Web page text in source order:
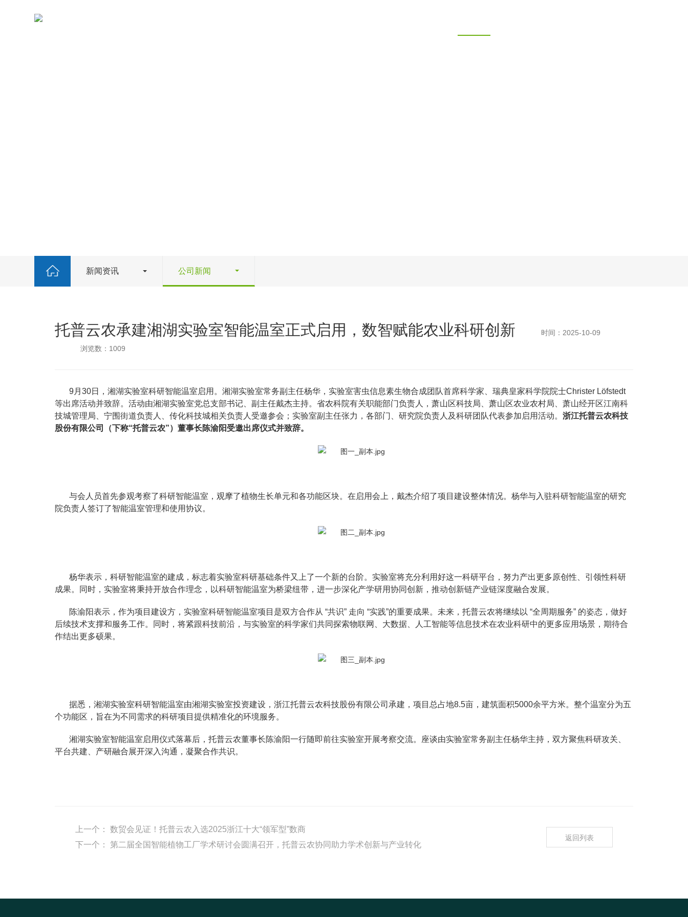
新闻资讯 公司新闻
托普云农承建湘湖实验室智能温室正式启用，数智赋能农业科研创新
时间：2025-10-09
浏览数：1009
9月30日，湘湖实验室科研智能温室启用。湘湖实验室常务副主任杨华，实验室害虫信息素生物合成团队首席科学家、瑞典皇家科学院院士Christer Löfstedt
等出席活动并致辞。活动由湘湖实验室党总支部书记、副主任戴杰主持。省农科院有关职能部门负责人，萧山区科技局、萧山区农业农村局、萧山经开区江南科
技城管理局、宁围街道负责人、传化科技城相关负责人受邀参会；实验室副主任张力，各部门、研究院负责人及科研团队代表参加启用活动。浙江托普云农科技
股份有限公司（下称“托普云农”）董事长陈渝阳受邀出席仪式并致辞。
与会人员首先参观考察了科研智能温室，观摩了植物生长单元和各功能区块。在启用会上，戴杰介绍了项目建设整体情况。杨华与入驻科研智能温室的研究
院负责人签订了智能温室管理和使用协议。
杨华表示，科研智能温室的建成，标志着实验室科研基础条件又上了一个新的台阶。实验室将充分利用好这一科研平台，努力产出更多原创性、引领性科研
成果。同时，实验室将秉持开放合作理念，以科研智能温室为桥梁纽带，进一步深化产学研用协同创新，推动创新链产业链深度融合发展。
陈渝阳表示，作为项目建设方，实验室科研智能温室项目是双方合作从 “共识” 走向 “实践”的重要成果。未来，托普云农将继续以 “全周期服务” 的姿态，做好
后续技术支撑和服务工作。同时，将紧跟科技前沿，与实验室的科学家们共同探索物联网、大数据、人工智能等信息技术在农业科研中的更多应用场景，期待合
作结出更多硕果。
据悉，湘湖实验室科研智能温室由湘湖实验室投资建设，浙江托普云农科技股份有限公司承建，项目总占地8.5亩，建筑面积5000余平方米。整个温室分为五
个功能区，旨在为不同需求的科研项目提供精准化的环境服务。
湘湖实验室智能温室启用仪式落幕后，托普云农董事长陈渝阳一行随即前往实验室开展考察交流。座谈由实验室常务副主任杨华主持，双方聚焦科研攻关、
平台共建、产研融合展开深入沟通，凝聚合作共识。
上一个：
数贸会见证！托普云农入选2025浙江十大“领军型”数商
下一个：
第二届全国智能植物工厂学术研讨会圆满召开，托普云农协同助力学术创新与产业转化
返回列表